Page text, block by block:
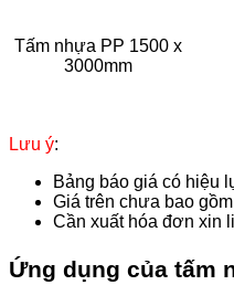
Tấm nhựa PP 1500 x
3000mm
Lưu ý:
Bảng báo giá có hiệu
Giá trên chưa bao
Cần xuất hóa đơn xin
Ứng dụng của tấm